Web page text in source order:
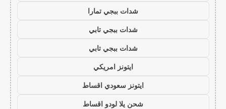
شدات ببجي تمارا
شدات ببجي تابي
شدات ببجي تابي
ايتونز امريكي
ايتونز سعودي اقساط
شحن يلا لودو اقساط